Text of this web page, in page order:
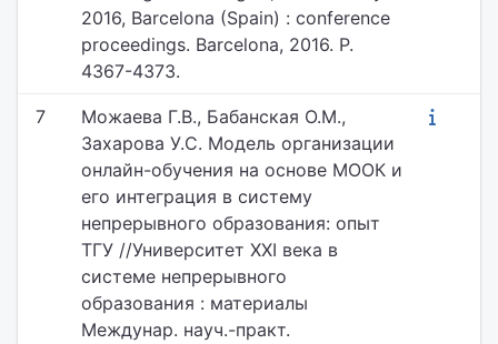
2016, Barcelona (Spain) : conference
proceedings. Barcelona, 2016. P.
4367-4373.
7
Можаева Г.В., Бабанская О.М.,
Захарова У.С. Модель организации
онлайн-обучения на основе МООК и
его интеграция в систему
непрерывного образования: опыт
ТГУ //Университет XXI века в
системе непрерывного
образования : материалы
Междунар. науч.-практ.